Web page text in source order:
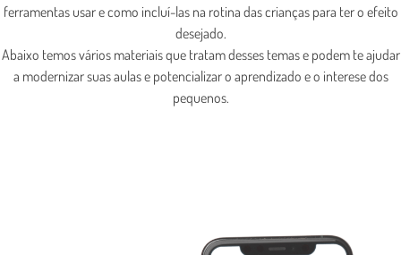
ferramentas usar e como incluí-las na rotina das crianças para ter o efeito
desejado.
Abaixo temos vários materiais que tratam desses temas e podem te ajudar
a modernizar suas aulas e potencializar o aprendizado e o interese dos
pequenos.